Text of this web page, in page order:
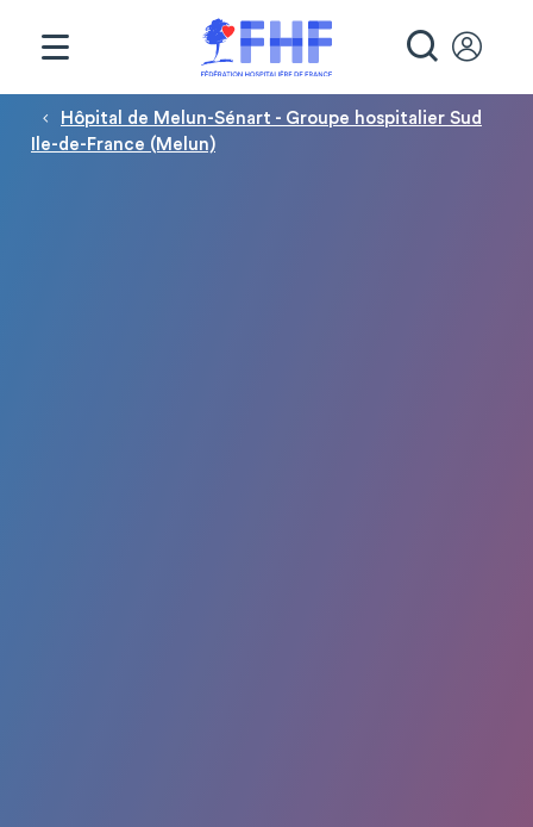
Fil d'Ariane
Hôpital de Melun-Sénart - Groupe hospitalier Sud
Ile-de-France (Melun)
Panneau de gestion des cookies